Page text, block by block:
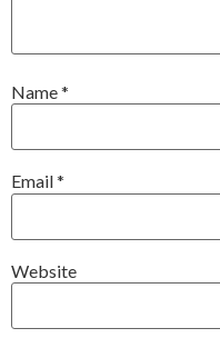
Name*
Email*
Website